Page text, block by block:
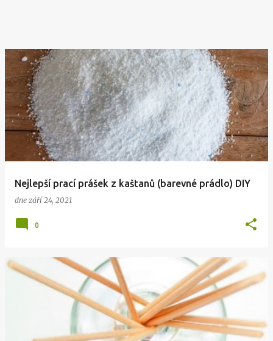
Nejlepší prací prášek z kaštanů (barevné prádlo) DIY
dne září 24, 2021
0